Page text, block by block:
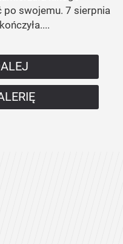
po swojemu. 7 sierpnia